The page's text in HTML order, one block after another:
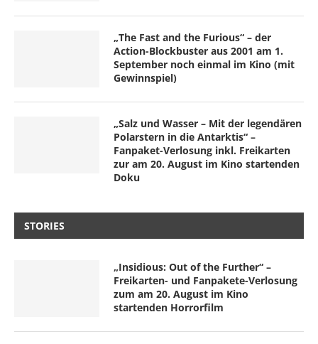
„The Fast and the Furious“ – der
Action-Blockbuster aus 2001 am 1.
September noch einmal im Kino (mit
Gewinnspiel)
„Salz und Wasser – Mit der legendären
Polarstern in die Antarktis“ –
Fanpaket-Verlosung inkl. Freikarten
zur am 20. August im Kino startenden
Doku
STORIES
„Insidious: Out of the Further“ –
Freikarten- und Fanpakete-Verlosung
zum am 20. August im Kino
startenden Horrorfilm